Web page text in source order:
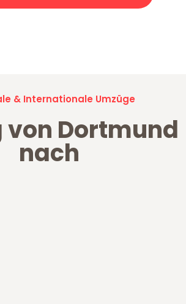
& Internationale Umzüge
von Dortmund
nach